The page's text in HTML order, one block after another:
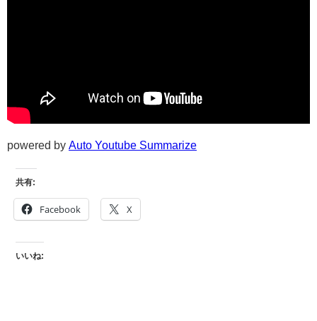
powered by Auto Youtube Summarize
共有:
Facebook X
いいね: